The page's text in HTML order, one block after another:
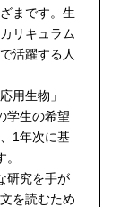
まです。生
リキュラム
活躍する人
用生物」
学生の希望
1年次に基
研究を手が
を読むため